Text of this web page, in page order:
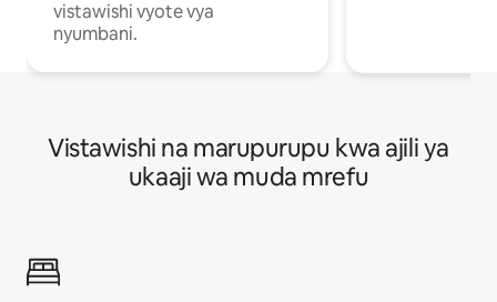
vistawishi vyote vya
nyumbani.
Vistawishi na marupurupu kwa ajili ya
ukaaji wa muda mrefu